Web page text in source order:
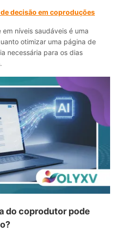
decisão em coproduções
níveis saudáveis é uma
otimizar uma página de
necessária para os dias
do coprodutor pode